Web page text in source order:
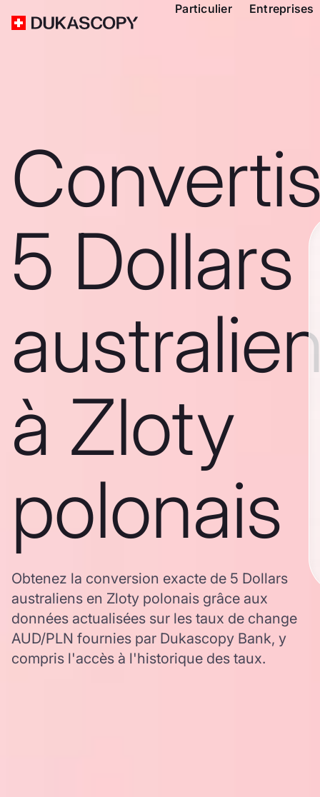
Particulier Entreprises
5 Dollars
à Zloty
polonais
Obtenez la conversion exacte de 5 Dollars
australiens en Zloty polonais grâce aux
données actualisées sur les taux de change
AUD/PLN fournies par Dukascopy Bank, y
compris l'accès à l'historique des taux.